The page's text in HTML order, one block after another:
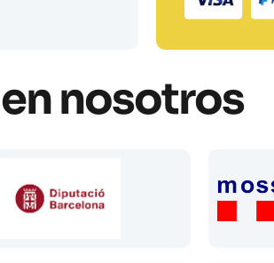
nosotros